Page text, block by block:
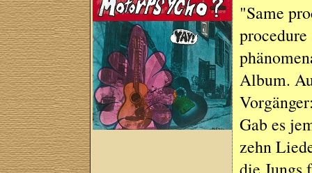
"Same
Album.
Gab es
zehn